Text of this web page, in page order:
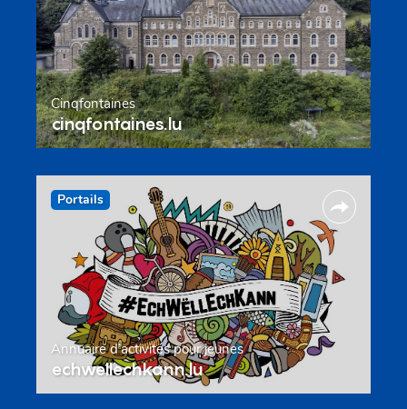
Cinqfontaines
cinqfontaines.lu
Portails
Annuaire d’activités pour jeunes
echwellechkann.lu